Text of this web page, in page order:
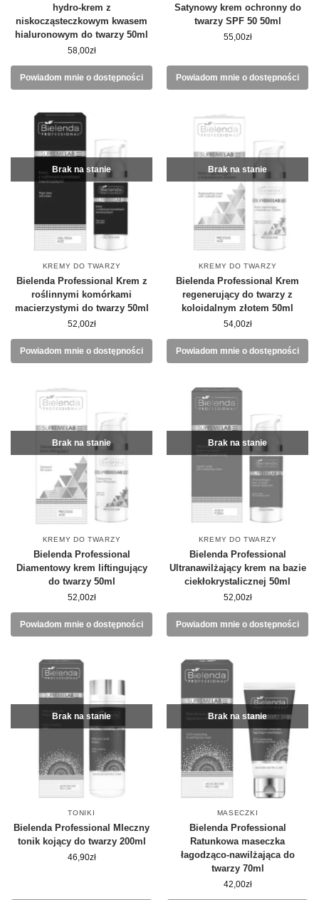
hydro-krem z
niskocząsteczkowym kwasem
hialuronowym do twarzy 50ml
58,00zł
Powiadom mnie o dostępności
Satynowy krem ochronny do
twarzy SPF 50 50ml
55,00zł
Powiadom mnie o dostępności
Brak na stanie
KREMY DO TWARZY
Bielenda Professional Krem z
roślinnymi komórkami
macierzystymi do twarzy 50ml
52,00zł
Powiadom mnie o dostępności
Brak na stanie
KREMY DO TWARZY
Bielenda Professional Krem
regenerujący do twarzy z
koloidalnym złotem 50ml
54,00zł
Powiadom mnie o dostępności
Brak na stanie
KREMY DO TWARZY
Bielenda Professional
Diamentowy krem liftingujący
do twarzy 50ml
52,00zł
Powiadom mnie o dostępności
Brak na stanie
KREMY DO TWARZY
Bielenda Professional
Ultranawilżający krem na bazie
ciekłokrystalicznej 50ml
52,00zł
Powiadom mnie o dostępności
Brak na stanie
TONIKI
Bielenda Professional Mleczny
tonik kojący do twarzy 200ml
46,90zł
Brak na stanie
MASECZKI
Bielenda Professional
Ratunkowa maseczka
łagodząco-nawilżająca do
twarzy 70ml
42,00zł